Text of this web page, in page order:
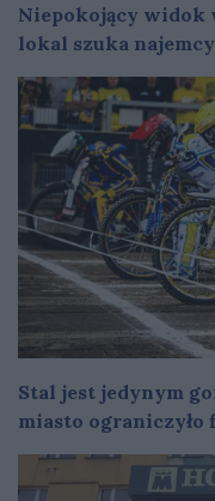
Niepokojący widok
lokal szuka najemcy
Stal jest jedynym
miasto ograniczyło